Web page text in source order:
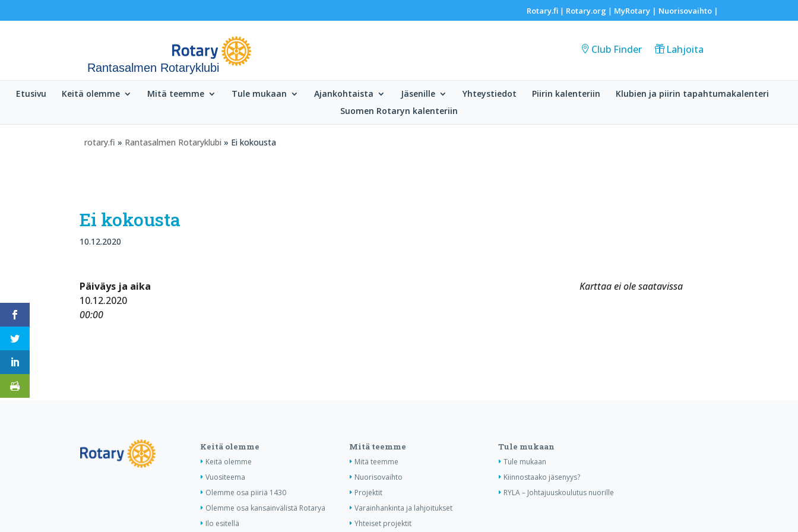
Rotary.fi| Rotary.org | MyRotary | Nuorisovaihto|
Rantasalmen Rotaryklubi
Club Finder Lahjoita
Etusivu Keitä olemme Mitä teemme Tule mukaan Ajankohtaista Jäsenille Yhteystiedot Piirin kalenteriin
Klubien ja piirin tapahtumakalenteri
Suomen Rotaryn kalenteriin
rotary.fi » Rantasalmen Rotaryklubi » Ei kokousta
Ei kokousta
10.12.2020
Karttaa ei ole saatavissa
Päiväys ja aika
10.12.2020
00:00
Keitä olemme
Keitä olemme
Vuositeema
Olemme osa piiriä 1430
Olemme osa kansainvälistä Rotarya
Ilo esitellä
Mitä teemme
Mitä teemme
Nuorisovaihto
Projektit
Varainhankinta ja lahjoitukset
Yhteiset projektit
Tule mukaan
Tule mukaan
Kiinnostaako jäsenyys?
RYLA – Johtajuuskoulutus nuorille